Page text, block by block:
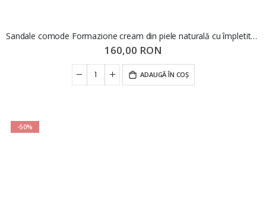
Sandale comode Formazione cream din piele naturală cu împletituri FNX8702-1
160,00 RON
ADAUGĂ ÎN COȘ
-50%